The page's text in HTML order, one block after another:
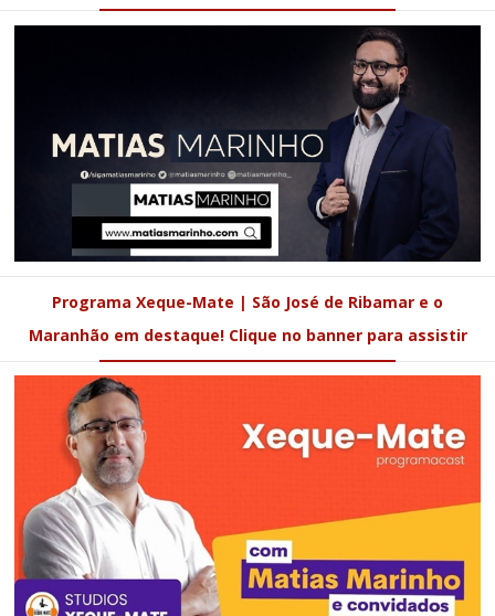
Programa Xeque-Mate | São José de Ribamar e o
Maranhão em destaque! Clique no banner para assistir